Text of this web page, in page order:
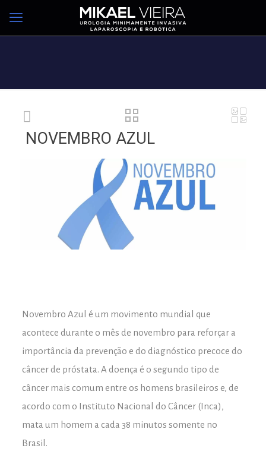
NOVEMBRO AZUL
Novembro Azul é um movimento mundial que
acontece durante o mês de novembro para reforçar a
importância da prevenção e do diagnóstico precoce do
câncer de próstata. A doença é o segundo tipo de
câncer mais comum entre os homens brasileiros e, de
acordo com o Instituto Nacional do Câncer (Inca),
mata um homem a cada 38 minutos somente no
Brasil.